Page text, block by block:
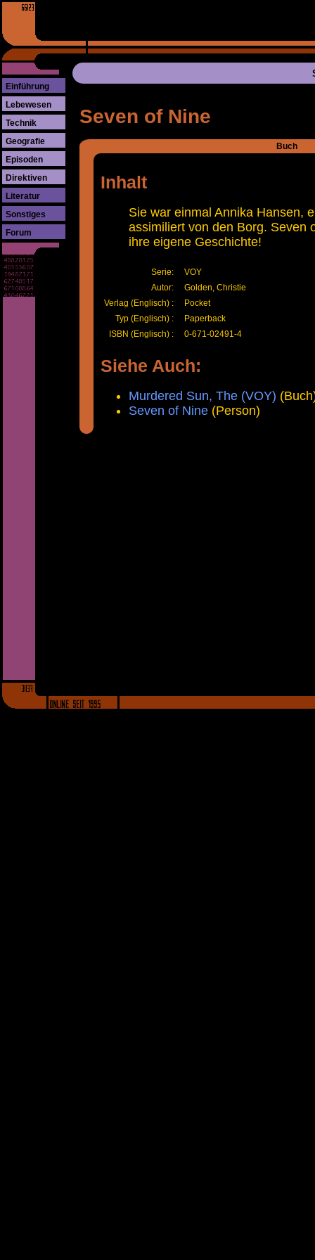
Einführung
Lebewesen
Technik
Geografie
Episoden
Direktiven
Literatur
Sonstiges
Forum
Seven of Nine
Buch
Inhalt
Sie war einmal Annika Hansen,
assimiliert von den Borg. Seven
ihre eigene Geschichte!
Serie:
VOY
Autor:
Golden, Christie
Verlag (Englisch) :
Pocket
Typ (Englisch) :
Paperback
ISBN (Englisch) :
0-671-02491-4
Siehe Auch:
Murdered Sun, The (VOY)
Seven of Nine (Person)